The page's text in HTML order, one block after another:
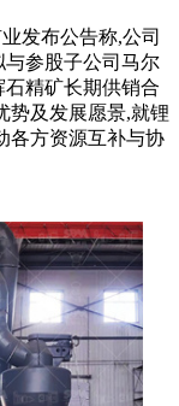
发布公告称,公司
参股子公司马尔
精矿长期供销合
势及发展愿景,就锂
各方资源互补与协